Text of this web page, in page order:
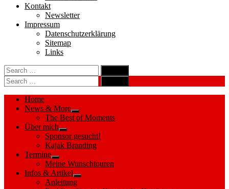
Kontakt
Newsletter
Impressum
Datenschutzerklärung
Sitemap
Links
Search
for:
Search
Search
for:
Search
Home
News & More
Show
sub
The Best of Moments
Über mich
Show
sub
menu
Sponsor gesucht!
Kajak Branding
Termine
Show
sub
menu
Meine Wunschtouren
Infos & Artikel
Show
sub
Anleitung